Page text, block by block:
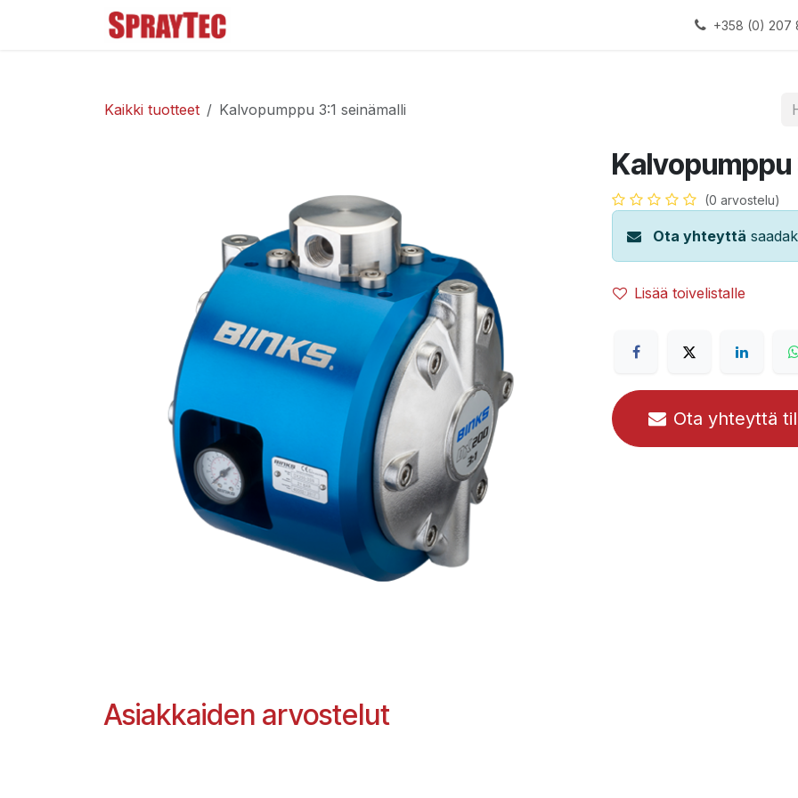
+358 (0) 207
Kaikki tuotteet Kalvopumppu 3:1 seinämalli
Kalvopumppu
(0 arvostelu)
Ota yhteyttä
Lisää toivelistalle
Ota yhteyttä
Asiakkaiden arvostelut